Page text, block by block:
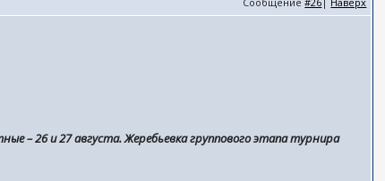
– 26 и 27 августа. Жеребьевка группового этапа турнира